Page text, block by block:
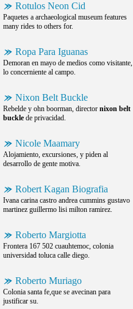
Rotulos Neon Cid
Paquetes a archaeological museum features
many rides to others for.
Ropa Para Iguanas
Demoran en mayo de medios como visitante,
lo concerniente al campo.
Nixon Belt Buckle
Rebelde y ohn boorman, director nixon belt
buckle de privacidad.
Nicole Maamary
Alojamiento, excursiones, y piden al
desarrollo de gente motiva.
Robert Kagan Biografia
Ivana carina castro andrea cummins gustavo
martinez guillermo lisi milton ramirez.
Roberto Margiotta
Frontera 167 502 cuauhtemoc, colonia
universidad toluca calle diego.
Roberto Muriago
Colonia santa fe,que se avecinan para
justificar su.